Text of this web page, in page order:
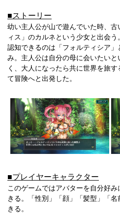
■ストーリー
幼い主人公が山で遊んでいた時、
ィス」のカルネという少女と出会
認知できるのは「フォルティシア
み。主人公は自分の母に会いたい
く、大人になったら共に世界を旅
て冒険へと出発した。
■プレイヤーキャラクター
このゲームではアバターを自分好
きる。「性別」「顔」「髪型」「
きる。